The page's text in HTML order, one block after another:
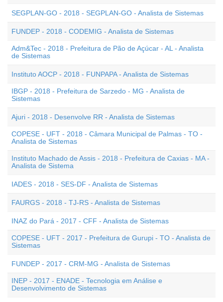
SEGPLAN-GO - 2018 - SEGPLAN-GO - Analista de Sistemas
FUNDEP - 2018 - CODEMIG - Analista de Sistemas
Adm&Tec - 2018 - Prefeitura de Pão de Açúcar - AL - Analista
de Sistemas
Instituto AOCP - 2018 - FUNPAPA - Analista de Sistemas
IBGP - 2018 - Prefeitura de Sarzedo - MG - Analista de
Sistemas
Ajuri - 2018 - Desenvolve RR - Analista de Sistemas
COPESE - UFT - 2018 - Câmara Municipal de Palmas - TO -
Analista de Sistemas
Instituto Machado de Assis - 2018 - Prefeitura de Caxias - MA -
Analista de Sistema
IADES - 2018 - SES-DF - Analista de Sistemas
FAURGS - 2018 - TJ-RS - Analista de Sistemas
INAZ do Pará - 2017 - CFF - Analista de Sistemas
COPESE - UFT - 2017 - Prefeitura de Gurupi - TO - Analista de
Sistemas
FUNDEP - 2017 - CRM-MG - Analista de Sistemas
INEP - 2017 - ENADE - Tecnologia em Análise e
Desenvolvimento de Sistemas